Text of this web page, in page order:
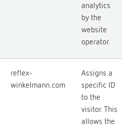
analytics
by the
website
operator.
reflex-
winkelmann.com
Assigns a
specific ID
to the
visitor. This
allows the